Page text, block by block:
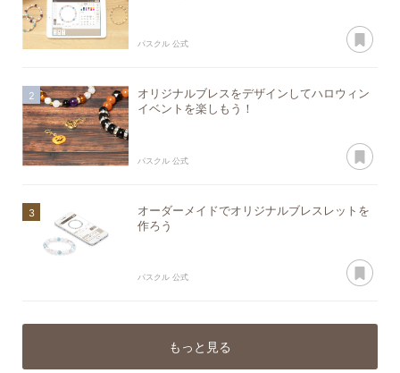
パスクル 公式
オリジナルブレスをデザインしてハロウィン
イベントを楽しもう！
パスクル 公式
オーダーメイドでオリジナルブレスレットを
作ろう
パスクル 公式
もっと見る